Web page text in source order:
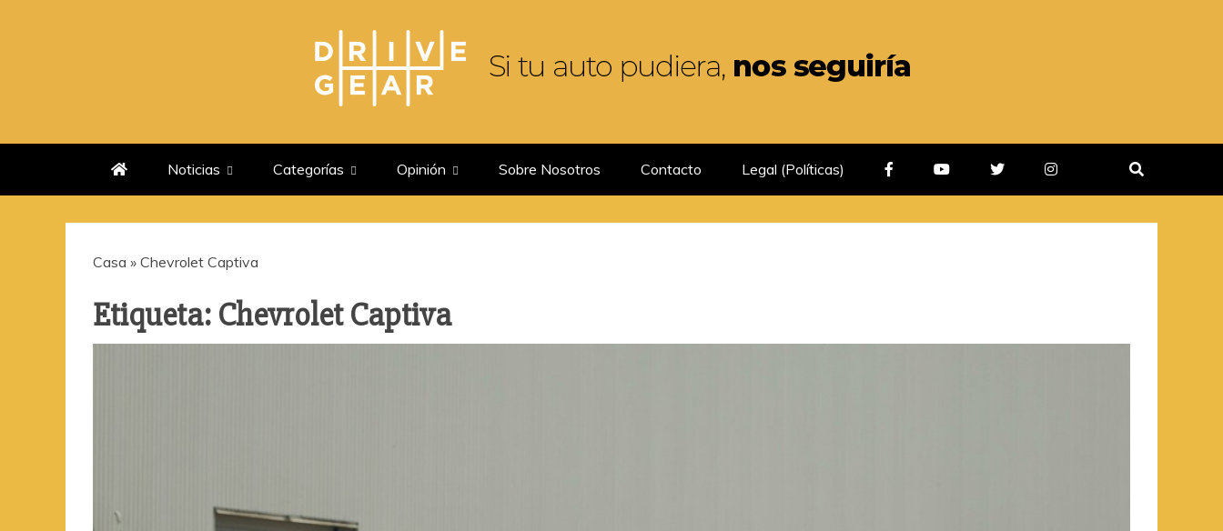
DRIVEGEAR
Noticias Categorías Opinión Sobre Nosotros Contacto Legal (Políticas)
Casa » Chevrolet Captiva
Etiqueta: Chevrolet Captiva